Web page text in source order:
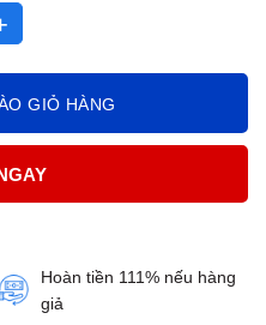
số lượng
GIỎ HÀNG
Hoàn tiền 111% nếu hàng
giả